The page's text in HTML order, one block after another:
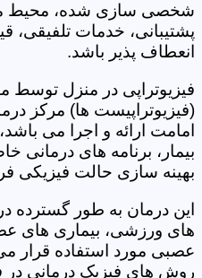
شخصی سازی شده، محیط
پشتیبانی، خدمات
انعطاف پذیر باشد.
فیزیوتراپی در منزل توسط
(فیزیوتراپیست ها) مرکز
امامت ارائه و اجرا می
بیمار، برنامه های درمانی
بهینه سازی حالت فیزیکی
این درمان به طور گسترده
های ورزشی، بیماری های
عصبی مورد استفاده قرار می
روش های فیزیک درمانی در